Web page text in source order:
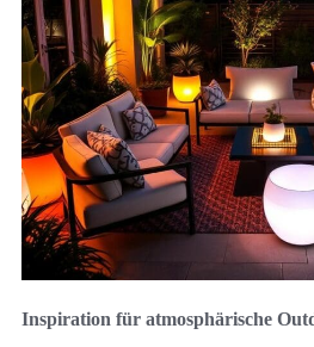
Inspiration für atmosphärische